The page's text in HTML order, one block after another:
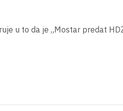
u to da je „Mostar predat